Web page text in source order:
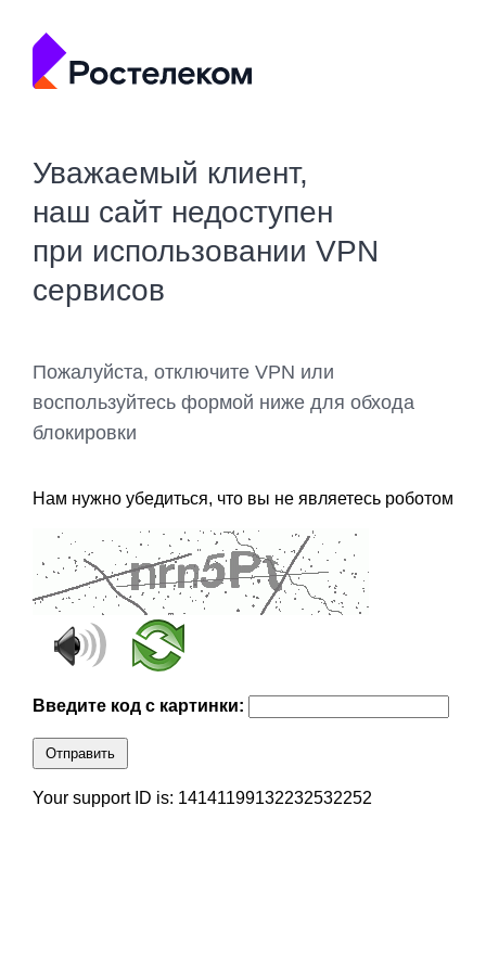
Уважаемый клиент,
наш сайт недоступен
при использовании VPN
сервисов
Пожалуйста, отключите VPN или
воспользуйтесь формой ниже для обхода
блокировки
Нам нужно убедиться, что вы не являетесь роботом
Введите код с картинки:
Отправить
Your support ID is: 14141199132232532252